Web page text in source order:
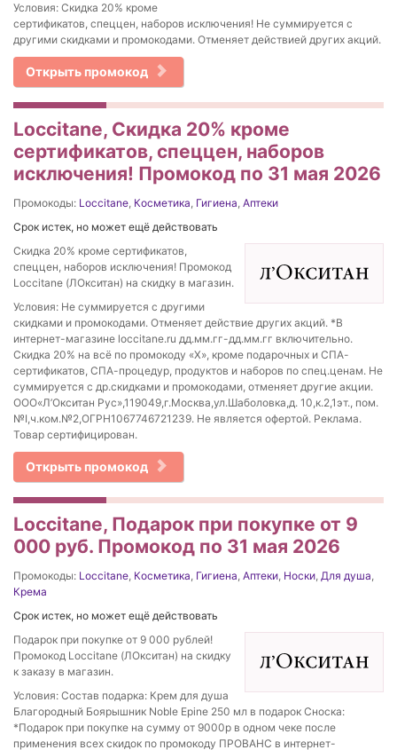
Условия: Скидка 20% кроме
сертификатов, спеццен, наборов исключения! Не суммируется с
другими скидками и промокодами. Отменяет действией других акций.
Открыть промокод
Loccitane, Скидка 20% кроме
сертификатов, спеццен, наборов
исключения! Промокод по 31 мая 2026
Промокоды: Loccitane, Косметика, Гигиена, Аптеки
Срок истек, но может ещё действовать
Скидка 20% кроме сертификатов,
спеццен, наборов исключения! Промокод
Loccitane (ЛОкситан) на скидку в магазин.
Условия: Не суммируется с другими
скидками и промокодами. Отменяет действие других акций. *В
интернет-магазине loccitane.ru дд.мм.гг-дд.мм.гг включительно.
Скидка 20% на всё по промокоду «Х», кроме подарочных и СПА-
сертификатов, СПА-процедур, продуктов и наборов по спец.ценам. Не
суммируется с др.скидками и промокодами, отменяет другие акции.
ООО«Л’Окситан Рус»,119049,г.Москва,ул.Шаболовка,д. 10,к.2,1эт., пом.
№I,ч.ком.№2,ОГРН1067746721239. Не является офертой. Реклама.
Товар сертифицирован.
Открыть промокод
Loccitane, Подарок при покупке от 9
000 руб. Промокод по 31 мая 2026
Промокоды: Loccitane, Косметика, Гигиена, Аптеки, Носки, Для душа,
Крема
Срок истек, но может ещё действовать
Подарок при покупке от 9 000 рублей!
Промокод Loccitane (ЛОкситан) на скидку
к заказу в магазин.
Условия: Состав подарка: Крем для душа
Благородный Боярышник Noble Epine 250 мл в подарок Сноска:
*Подарок при покупке на сумму от 9000р в одном чеке после
применения всех скидок по промокоду ПРОВАНС в интернет-